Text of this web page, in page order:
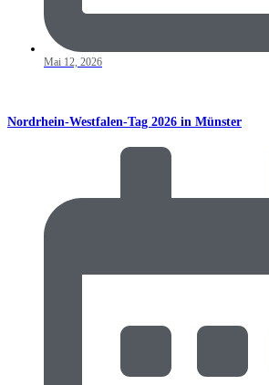
Mai 12, 2026
Nordrhein-Westfalen-Tag 2026 in Münster